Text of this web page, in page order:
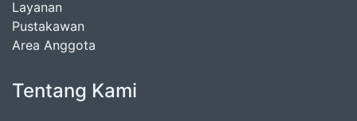
Layanan
Pustakawan
Area Anggota
Tentang Kami